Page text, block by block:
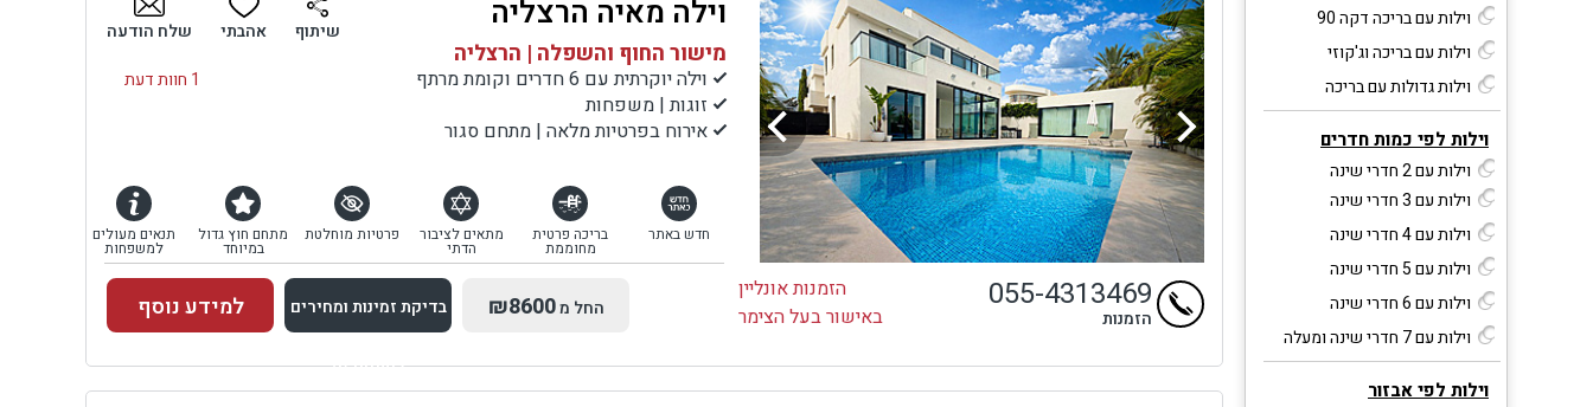
וילות עם בריכה דקה 90
וילות עם בריכה וג'קוזי
וילות גדולות עם בריכה
וילות לפי כמות חדרים
וילות עם 2 חדרי שינה
וילות עם 3 חדרי שינה
וילות עם 4 חדרי שינה
וילות עם 5 חדרי שינה
וילות עם 6 חדרי שינה
וילות עם 7 חדרי שינה ומעלה
וילות לפי אבזור
בדיקת זמינות ומחירים וילה מאיה הרצליה
מישור החוף והשפלה | הרצליה
1 חוות דעת
וילה יוקרתית עם 6 חדרים וקומת מרתף
זוגות | משפחות
אירוח בפרטיות מלאה | מתחם סגור
שיתוף אהבתי שלח הודעה
חדש באתר בריכה פרטית
מחוממת
מתאים לציבור
הדתי
פרטיות מוחלטת מתחם חוץ גדול
במיוחד
תנאים מעולים
למשפחות
הזמנות אונליין
באישור בעל הצימר
055-4313469
הזמנות החל מ₪8600 בדיקת זמינות ומחירים
למתחם זה
למידע נוסף